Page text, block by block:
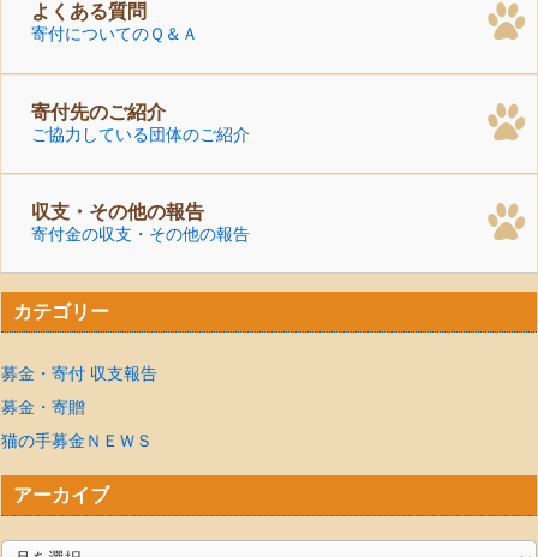
よくある質問
寄付についてのＱ＆Ａ
寄付先のご紹介
ご協力している団体のご紹介
収支・その他の報告
寄付金の収支・その他の報告
カテゴリー
募金・寄付 収支報告
募金・寄贈
猫の手募金ＮＥＷＳ
アーカイブ